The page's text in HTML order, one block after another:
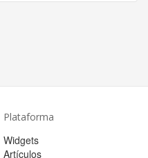
Plataforma
Widgets
Artículos